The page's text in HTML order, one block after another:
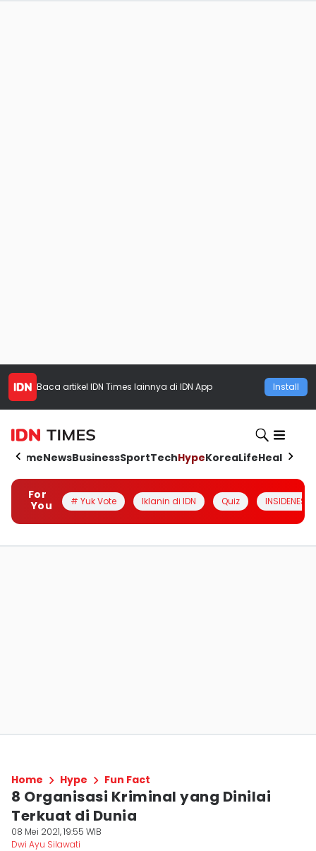
Baca artikel IDN Times lainnya di IDN App Install
HomeNewsBusinessSportTechHypeKoreaLifeHealth
For
You
# Yuk Vote Iklanin di IDN Quiz INSIDENESIA
Home Hype Fun Fact
8 Organisasi Kriminal yang Dinilai
Terkuat di Dunia
08 Mei 2021, 19:55 WIB
Dwi Ayu Silawati